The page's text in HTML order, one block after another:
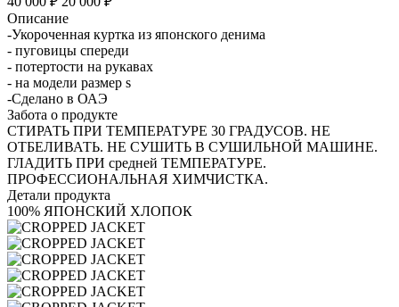
Описание
-Укороченная куртка из японского денима
- пуговицы спереди
- потертости на рукавах
- на модели размер s
-Сделано в ОАЭ
Забота о продукте
СТИРАТЬ ПРИ ТЕМПЕРАТУРЕ 30 ГРАДУСОВ. НЕ
ОТБЕЛИВАТЬ. НЕ СУШИТЬ В СУШИЛЬНОЙ МАШИНЕ.
ГЛАДИТЬ ПРИ средней ТЕМПЕРАТУРЕ.
ПРОФЕССИОНАЛЬНАЯ ХИМЧИСТКА.
Детали продукта
100% ЯПОНСКИЙ ХЛОПОК